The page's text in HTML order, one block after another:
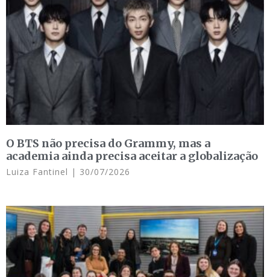
O BTS não precisa do Grammy, mas a
academia ainda precisa aceitar a globalização
Luiza Fantinel 30/07/2026